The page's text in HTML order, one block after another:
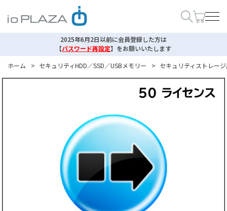
2025年6月2日以前に会員登録した方は
【パスワード再設定】 をお願いいたします
ホーム
> セキュリティHDD／SSD／USBメモリー > セキュリティストレー